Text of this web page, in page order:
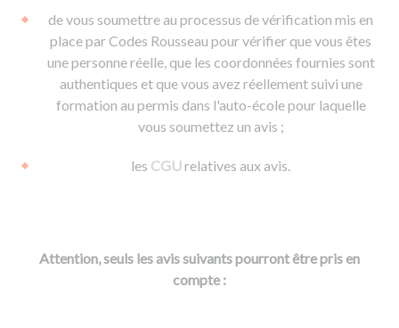
de vous soumettre au processus de vérification mis en
place par Codes Rousseau pour vérifier que vous êtes
une personne réelle, que les coordonnées fournies sont
authentiques et que vous avez réellement suivi une
formation au permis dans l'auto-école pour laquelle
vous soumettez un avis ;
les CGUrelatives aux avis.
Attention, seuls les avis suivants pourront être pris en
compte :